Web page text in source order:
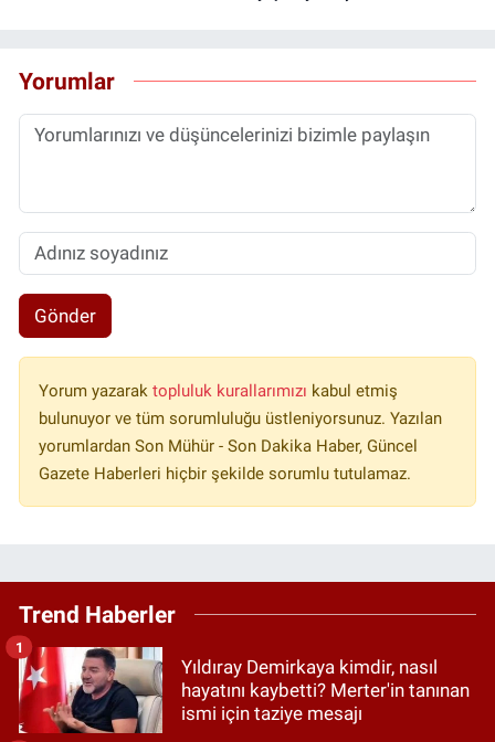
Yorumlar
Gönder
Yorum yazarak topluluk kurallarımızı kabul etmiş
bulunuyor ve tüm sorumluluğu üstleniyorsunuz. Yazılan
yorumlardan Son Mühür - Son Dakika Haber, Güncel
Gazete Haberleri hiçbir şekilde sorumlu tutulamaz.
Trend Haberler
Yıldıray Demirkaya kimdir, nasıl
hayatını kaybetti? Merter'in tanınan
ismi için taziye mesajı
1